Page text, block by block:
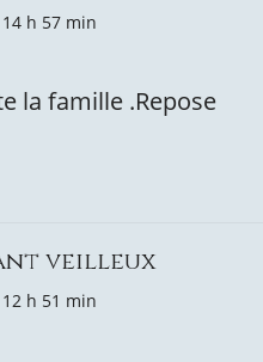
h 57 min
la famille .Repose
veilleux
h 51 min